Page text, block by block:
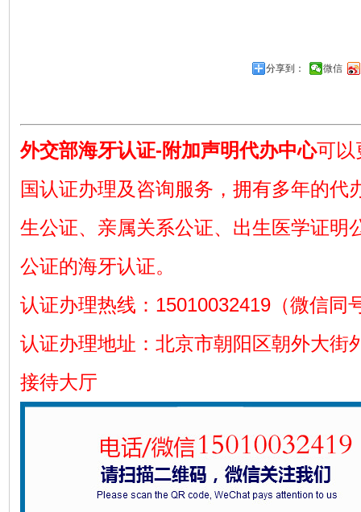
分享到： 微信
外交部海牙认证-附加声明代办中心可以
国认证办理及咨询服务，拥有多年的代
生公证、亲属关系公证、出生医学证明
公证的海牙认证。
认证办理热线：15010032419（微信同
认证办理地址：北京市朝阳区朝外大街
接待大厅